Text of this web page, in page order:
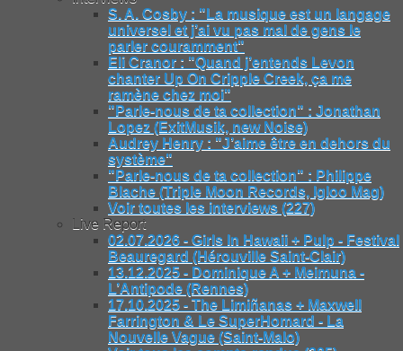
S. A. Cosby : "La musique est un langage
universel et j’ai vu pas mal de gens le
parler couramment"
Eli Cranor : "Quand j’entends Levon
chanter Up On Cripple Creek, ça me
ramène chez moi"
"Parle-nous de ta collection" : Jonathan
Lopez (ExitMusik, new Noise)
Audrey Henry : "J’aime être en dehors du
système"
"Parle-nous de ta collection" : Philippe
Blache (Triple Moon Records, Igloo Mag)
Voir toutes les interviews (227)
Live Report
02.07.2026 - Girls In Hawaii + Pulp - Festival
Beauregard (Hérouville Saint-Clair)
13.12.2025 - Dominique A + Meimuna -
L’Antipode (Rennes)
17.10.2025 - The Limiñanas + Maxwell
Farrington & Le SuperHomard - La
Nouvelle Vague (Saint-Malo)